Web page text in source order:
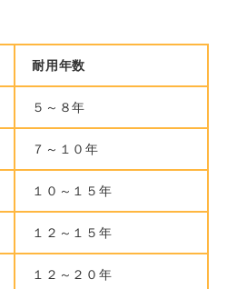
耐用年数
５～８年
７～１０年
１０～１５年
１２～１５年
１２～２０年